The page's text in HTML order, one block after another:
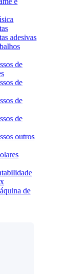
adesivas
de
de
de
de
outros
de